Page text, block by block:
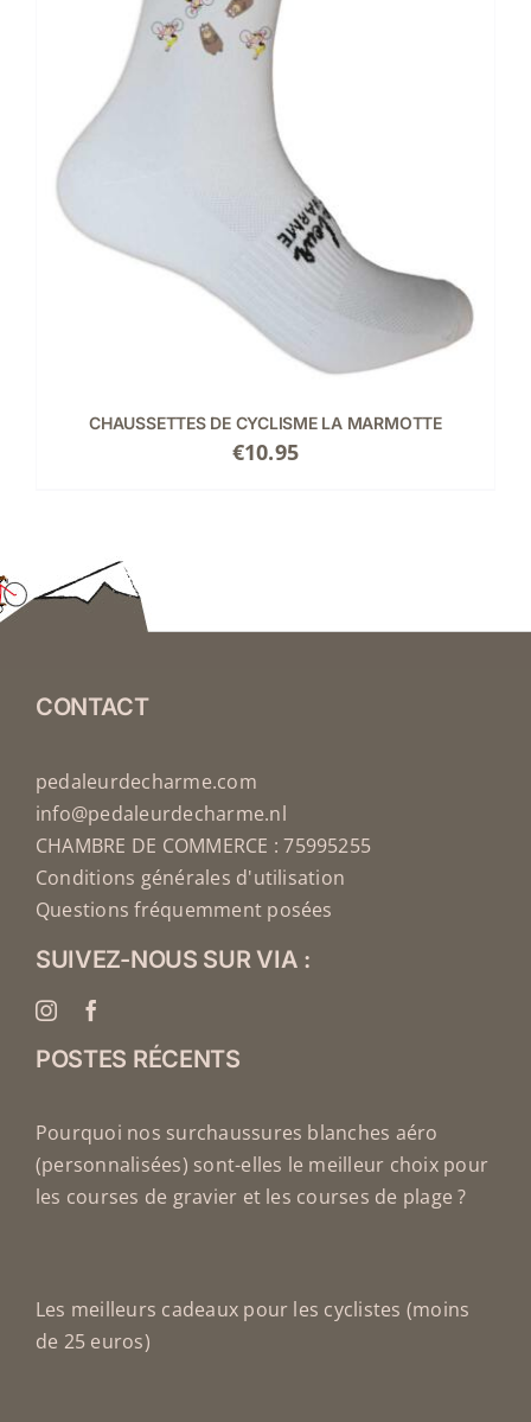
CHAUSSETTES DE CYCLISME LA MARMOTTE
€10.95
CONTACT
pedaleurdecharme.com
info@pedaleurdecharme.nl
CHAMBRE DE COMMERCE : 75995255
Conditions générales d'utilisation
Questions fréquemment posées
SUIVEZ-NOUS SUR VIA :
POSTES RÉCENTS
Pourquoi nos surchaussures blanches aéro
(personnalisées) sont-elles le meilleur choix pour
les courses de gravier et les courses de plage ?
Les meilleurs cadeaux pour les cyclistes (moins
de 25 euros)